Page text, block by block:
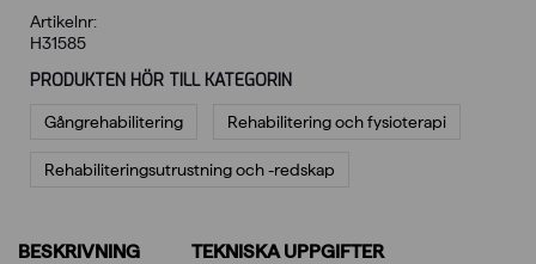
Artikelnr:
H31585
PRODUKTEN HÖR TILL KATEGORIN
Gångrehabilitering Rehabilitering och fysioterapi
Rehabiliterings­utrustning och -redskap
BESKRIVNING
TEKNISKA UPPGIFTER